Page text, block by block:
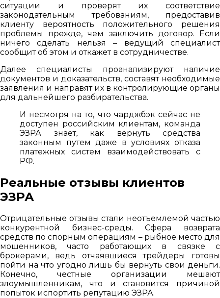
ситуации и проверят их соответствие
законодательным требованиям, предоставив
клиенту вероятность положительного решения
проблемы прежде, чем заключить договор. Если
ничего сделать нельзя – ведущий специалист
сообщит об этом и откажет в сотрудничестве.
Далее специалисты проанализируют наличие
документов и доказательств, составят необходимые
заявления и направят их в контролирующие органы
для дальнейшего разбирательства.
И несмотря на то, что чарджбэк сейчас не
доступен российским клиентам, команда
ЭЗРА знает, как вернуть средства
законным путем даже в условиях отказа
платежных систем взаимодействовать с
РФ.
Реальные отзывы клиентов
ЭЗРА
Отрицательные отзывы стали неотъемлемой частью
конкурентной бизнес-среды. Сфера возврата
средств по спорным операциям – рыбное место для
мошенников, часто работающих в связке с
брокерами, ведь отчаявшиеся трейдеры готовы
пойти на что угодно лишь бы вернуть свои деньги.
Конечно, честные организации мешают
злоумышленникам, что и становится причиной
попыток испортить репутацию ЭЗРА.